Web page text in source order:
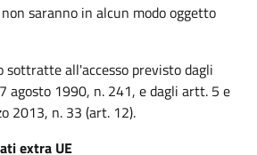
saranno in alcun modo oggetto
sottratte all'accesso previsto dagli
agosto 1990, n. 241, e dagli artt. 5 e
2013, n. 33 (art. 12).
extra UE